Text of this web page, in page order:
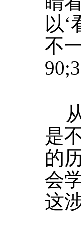
以‘
不
是
的
会
这